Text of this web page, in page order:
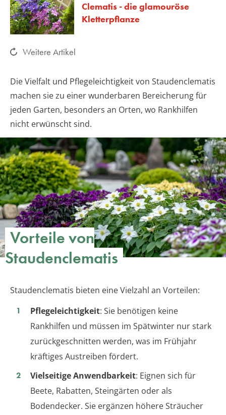
Clematis - die glamouröse
Kletterpflanze
Weitere Artikel
Die Vielfalt und Pflegeleichtigkeit von Staudenclematis
machen sie zu einer wunderbaren Bereicherung für
jeden Garten, besonders an Orten, wo Rankhilfen
nicht erwünscht sind.
Vorteile von
Staudenclematis
Staudenclematis bieten eine Vielzahl an Vorteilen:
Pflegeleichtigkeit: Sie benötigen keine
Rankhilfen und müssen im Spätwinter nur stark
zurückgeschnitten werden, was im Frühjahr
kräftiges Austreiben fördert.
Vielseitige Anwendbarkeit: Eignen sich für
Beete, Rabatten, Steingärten oder als
Bodendecker. Sie ergänzen höhere Sträucher